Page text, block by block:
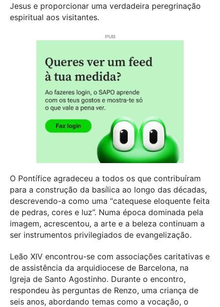
Jesus e proporcionar uma verdadeira peregrinação
espiritual aos visitantes.
O Pontífice agradeceu a todos os que contribuíram
para a construção da basílica ao longo das décadas,
descrevendo-a como uma “catequese eloquente feita
de pedras, cores e luz”. Numa época dominada pela
imagem, acrescentou, a arte e a beleza continuam a
ser instrumentos privilegiados de evangelização.
Leão XIV encontrou-se com associações caritativas e
de assistência da arquidiocese de Barcelona, na
Igreja de Santo Agostinho. Durante o encontro,
respondeu às perguntas de Renzo, uma criança de
seis anos, abordando temas como a vocação, o